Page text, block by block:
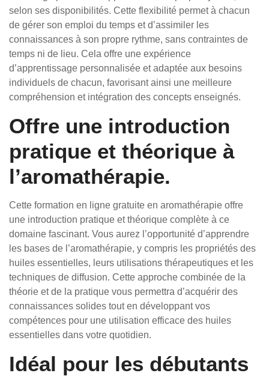
selon ses disponibilités. Cette flexibilité permet à chacun
de gérer son emploi du temps et d’assimiler les
connaissances à son propre rythme, sans contraintes de
temps ni de lieu. Cela offre une expérience
d’apprentissage personnalisée et adaptée aux besoins
individuels de chacun, favorisant ainsi une meilleure
compréhension et intégration des concepts enseignés.
Offre une introduction
pratique et théorique à
l’aromathérapie.
Cette formation en ligne gratuite en aromathérapie offre
une introduction pratique et théorique complète à ce
domaine fascinant. Vous aurez l’opportunité d’apprendre
les bases de l’aromathérapie, y compris les propriétés des
huiles essentielles, leurs utilisations thérapeutiques et les
techniques de diffusion. Cette approche combinée de la
théorie et de la pratique vous permettra d’acquérir des
connaissances solides tout en développant vos
compétences pour une utilisation efficace des huiles
essentielles dans votre quotidien.
Idéal pour les débutants